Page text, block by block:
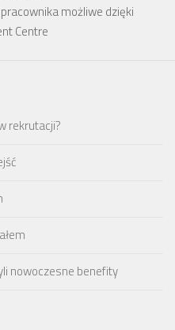
możliwe dzięki
Centre
rekrutacji?
nowoczesne benefity